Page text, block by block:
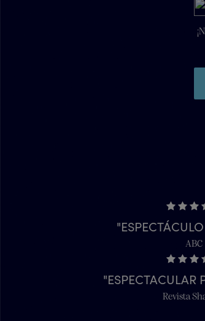
ABC
ESPECTACULAR
Revista